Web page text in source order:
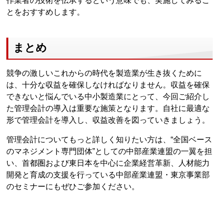
とをおすすめします。
まとめ
競争の激しいこれからの時代を製造業が生き抜くために
は、十分な収益を確保しなければなりません。収益を確保
できないと悩んでいる中小製造業にとって、今回ご紹介し
た管理会計の導入は重要な施策となります。自社に最適な
形で管理会計を導入し、収益改善を図っていきましょう。
管理会計についてもっと詳しく知りたい方は、“全国ベース
のマネジメント専門団体”としての中部産業連盟の一翼を担
い、首都圏および東日本を中心に企業経営革新、人材能力
開発と育成の支援を行っている中部産業連盟・東京事業部
のセミナーにもぜひご参加ください。